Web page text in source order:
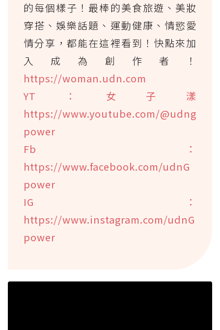
的每個樣子！最棒的美食旅遊、美妝
穿搭、娛樂話題、運動健康、情慾愛
情分享，都能在這裡看到！快點來加
入成為創作者！
https://woman.udn.com
YT：女子漾
https://www.youtube.com/@udng
power
Fb：
https://www.facebook.com/udnG
power
IG：
https://www.instagram.com/udnG
power